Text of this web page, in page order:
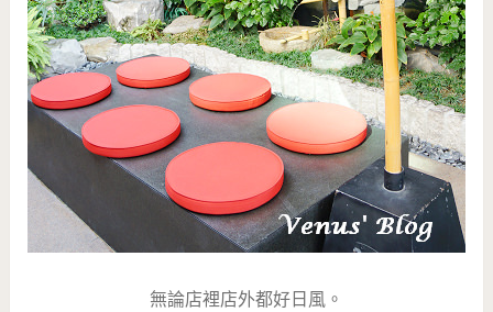
無論店裡店外都好日風。